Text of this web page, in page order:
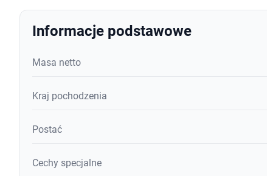
Informacje podstawowe
Masa netto
Kraj pochodzenia
Postać
Cechy specjalne